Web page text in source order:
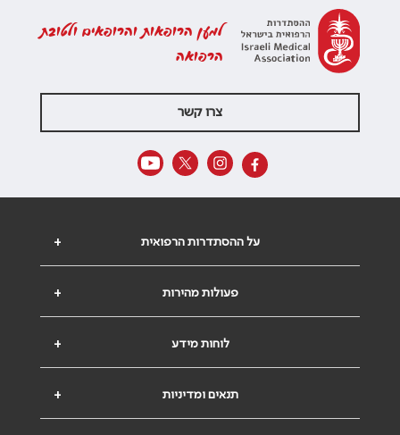
למען הרופאות והרופאים ולטובת
הרפואה
צרו קשר
+ על ההסתדרות הרפואית
+ פעולות מהירות
+ לוחות מידע
+ תנאים ומדיניות